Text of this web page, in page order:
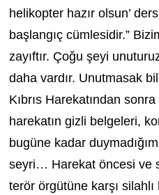
helikopter hazır olsun’
başlangıç cümlesidir.”
zayıftır. Çoğu şeyi
daha vardır. Unutmasak
Kıbrıs Harekatından
harekatın gizli belgeleri,
bugüne kadar
seyri… Harekat öncesi ve
terör örgütüne karşı